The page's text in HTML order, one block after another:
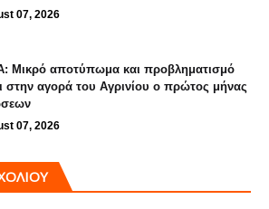
07, 2026
Μικρό αποτύπωμα και προβληματισμό
στην αγορά του Αγρινίου ο πρώτος μήνας
07, 2026